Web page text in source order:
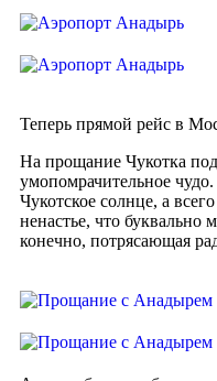
Теперь прямой рейс в
На прощание Чукотка
умопомрачительное
Чукотское солнце, а
ненастье, что буквально
конечно, потрясающая